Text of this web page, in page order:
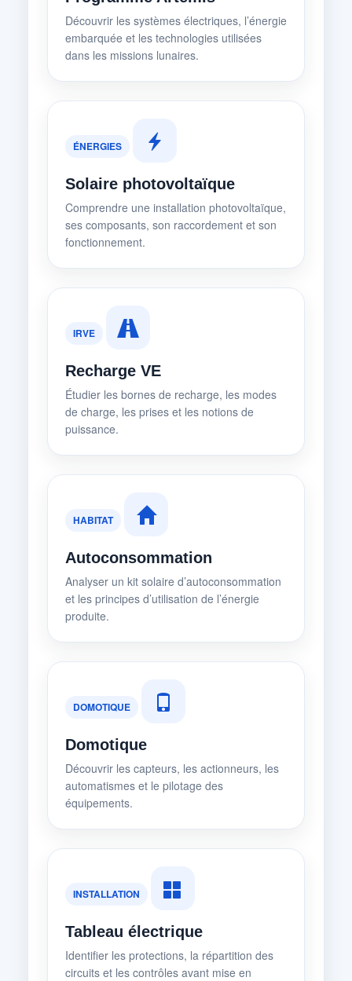
Découvrir les systèmes électriques, l’énergie
embarquée et les technologies utilisées
dans les missions lunaires.
ÉNERGIES
Solaire photovoltaïque
Comprendre une installation photovoltaïque,
ses composants, son raccordement et son
fonctionnement.
IRVE
Recharge VE
Étudier les bornes de recharge, les modes
de charge, les prises et les notions de
puissance.
HABITAT
Autoconsommation
Analyser un kit solaire d’autoconsommation
et les principes d’utilisation de l’énergie
produite.
DOMOTIQUE
Domotique
Découvrir les capteurs, les actionneurs, les
automatismes et le pilotage des
équipements.
INSTALLATION
Tableau électrique
Identifier les protections, la répartition des
circuits et les contrôles avant mise en